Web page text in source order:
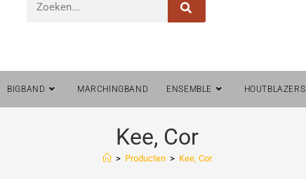
BIGBAND MARCHINGBAND ENSEMBLE HOUTBLAZERS
Kee, Cor
> Producten > Kee, Cor